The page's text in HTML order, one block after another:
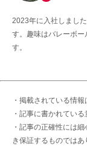
2023年に入社しまし
す。趣味はバレーボー
す。
・掲載されている情
・記事に書かれてい
・記事の正確性には
き保証するものではあ